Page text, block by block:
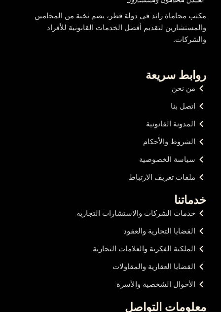
مكتب محاماة رائد في دولة قطر، يضم نخبة من المحامين
والمستشارين لتقديم أفضل الخدمات القانونية للأفراد
والشركات.
روابط سريعة
من نحن
اتصل بنا
المدونة القانونية
الشروط والأحكام
سياسة الخصوصية
ملفات تعريف الارتباط
خدماتنا
خدمات الشركات والاستشارات التجارية
القضايا التجارية والعقود
الملكية الفكرية والعلامات التجارية
القضايا العقارية والمقاولات
الأحوال الشخصية والأسرة
معلومات التواصل